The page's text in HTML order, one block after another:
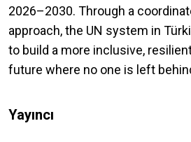
2026–2030. Through a
approach, the UN system in
to build a more inclusive,
future where no one is left
Yayıncı